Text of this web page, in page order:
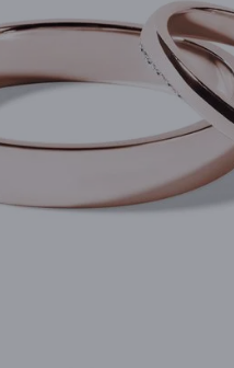
HALO-
GELBGOLD
ROSÉGOLD
ROSÉGOLD
LETNÍ
FÜR DIE